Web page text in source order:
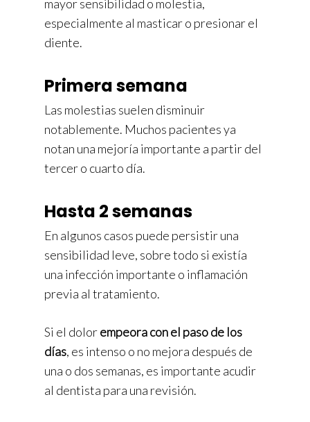
mayor sensibilidad o molestia,
especialmente al masticar o presionar el
diente.
Primera semana
Las molestias suelen disminuir
notablemente. Muchos pacientes ya
notan una mejoría importante a partir del
tercer o cuarto día.
Hasta 2 semanas
En algunos casos puede persistir una
sensibilidad leve, sobre todo si existía
una infección importante o inflamación
previa al tratamiento.
Si el dolorempeora con el paso de los
días, es intenso o no mejora después de
una o dos semanas, es importante acudir
al dentista para una revisión.